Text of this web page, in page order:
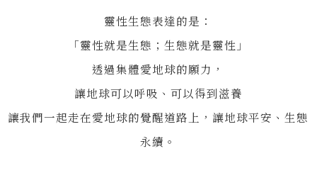
靈性生態表達的是：
「靈性就是生態；生態就是靈性」
透過集體愛地球的願力，
讓地球可以呼吸、可以得到滋養
讓我們一起走在愛地球的覺醒道路上，讓地球平安、生態
永續。